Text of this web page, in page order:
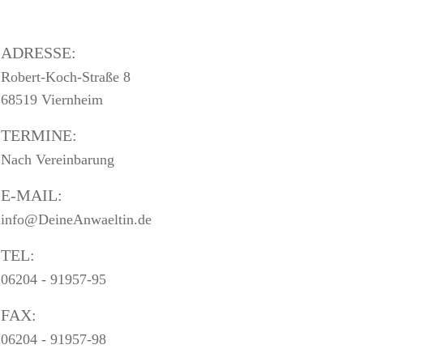
ADRESSE:
Robert-Koch-Straße 8
68519 Viernheim
TERMINE:
Nach Vereinbarung
E-MAIL:
info@DeineAnwaeltin.de
TEL:
06204 - 91957-95
FAX:
06204 - 91957-98